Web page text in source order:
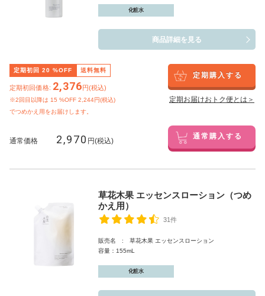
化粧水
商品詳細を見る
定期初回 20 %OFF 送料無料
定期初回価格: 2,376円(税込)
※2回目以降は 15 %OFF 2,244円(税込)
でつめかえ用をお届けします。
定期購入する
定期お届けおトク便とは＞
通常価格 2,970 円(税込) 通常購入する
草花木果 エッセンスローション（つめ
かえ用）
31件
販売名 : 草花木果 エッセンスローション
容量：155mL
化粧水